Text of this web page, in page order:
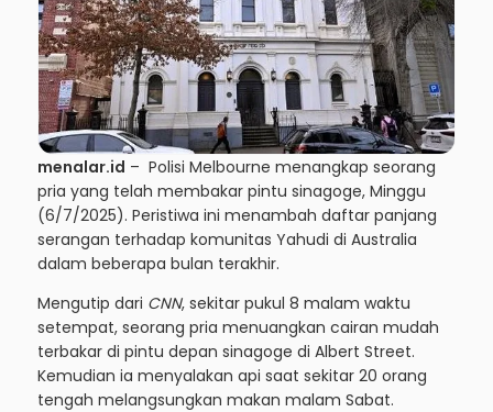
menalar.id – Polisi Melbourne menangkap seorang
pria yang telah membakar pintu sinagoge, Minggu
(6/7/2025). Peristiwa ini menambah daftar panjang
serangan terhadap komunitas Yahudi di Australia
dalam beberapa bulan terakhir.
Mengutip dari CNN, sekitar pukul 8 malam waktu
setempat, seorang pria menuangkan cairan mudah
terbakar di pintu depan sinagoge di Albert Street.
Kemudian ia menyalakan api saat sekitar 20 orang
tengah melangsungkan makan malam Sabat.